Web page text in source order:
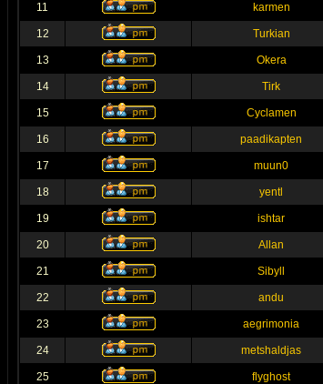
11 karmen
12 Turkian
13 Okera
14 Tirk
15 Cyclamen
16 paadikapten
17 muun0
18 yentl
19 ishtar
20 Allan
21 Sibyll
22 andu
23 aegrimonia
24 metshaldjas
25 flyghost